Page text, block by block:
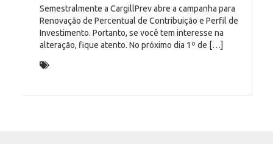
Semestralmente a CargillPrev abre a campanha para
Renovação de Percentual de Contribuição e Perfil de
Investimento. Portanto, se você tem interesse na
alteração, fique atento. No próximo dia 1º de […]